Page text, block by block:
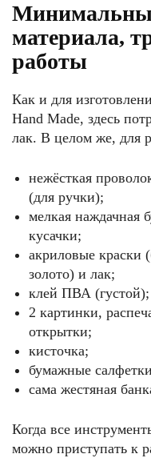
материала,
работы
Как и для
Hand Made, здесь
лак. В целом же, для
нежёсткая
(для ручки);
мелкая наждачная
кусачки;
акриловые краски
золото) и лак;
клей ПВА (густой);
2 картинки,
открытки;
кисточка;
бумажные
сама жестяная
Когда все
можно приступать к